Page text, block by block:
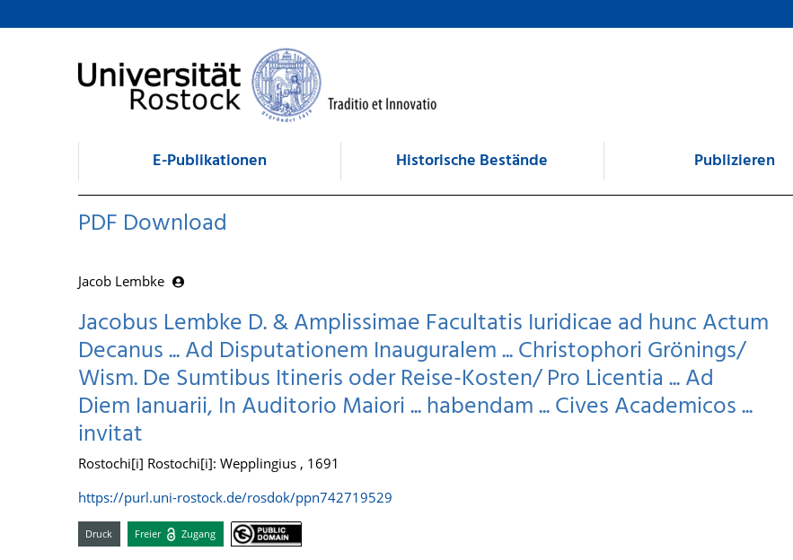
zum Inhalt
E-Publikationen Historische Bestände Publizieren
PDF Download
Jacob Lembke
Jacobus Lembke D. & Amplissimae Facultatis Iuridicae ad hunc Actum
Decanus ... Ad Disputationem Inauguralem ... Christophori Grönings/
Wism. De Sumtibus Itineris oder Reise-Kosten/ Pro Licentia ... Ad
Diem Ianuarii, In Auditorio Maiori ... habendam ... Cives Academicos ...
invitat
Rostochi[i] Rostochi[i]: Wepplingius , 1691
https://purl.uni-rostock.de/rosdok/ppn742719529
Druck Freier Zugang